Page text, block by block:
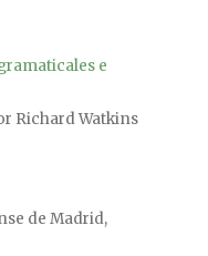
e
Richard Watkins
de Madrid,